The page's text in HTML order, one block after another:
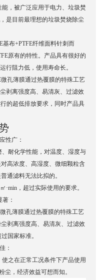
，被广泛应用于电力、垃圾焚
是目前最理想的垃圾焚烧除尘
基布+PTFE纤维面料针刺而
原有的特性。产品具有很好的
行阻力低，使用寿命长。
孔薄膜通过热覆膜的特殊工艺
剥离强度高、易清灰、过滤效
的超低排放要求，同时产品具
性广：
耐化学性能，对温度、湿度与
高浓度、高湿度、微细颗粒含
通滤料无法比拟的。
·min，超过实际使用的要求。
：
孔薄膜通过热覆膜的特殊工艺
剥离强度高、易清灰、过滤效
国家标准。
：
之在正常工况条件下产品使用
尘，经济效益可想而知。